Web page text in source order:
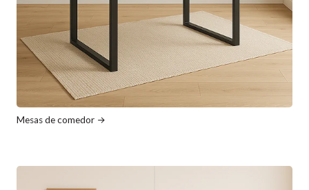
Mesas de comedor